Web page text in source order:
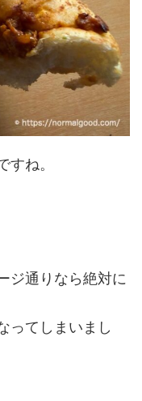
ね。
ジ通りなら絶対に
ってしまいまし